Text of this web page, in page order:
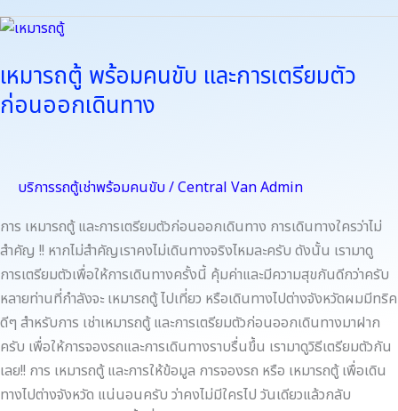
เหมารถตู้ พร้อมคนขับ และการเตรียมตัว
ก่อนออกเดินทาง
บริการรถตู้เช่าพร้อมคนขับ/Central Van Admin
การ เหมารถตู้ และการเตรียมตัวก่อนออกเดินทาง การเดินทางใครว่าไม่
สำคัญ !! หากไม่สำคัญเราคงไม่เดินทางจริงไหมละครับ ดังนั้น เรามาดู
การเตรียมตัวเพื่อให้การเดินทางครั้งนี้ คุ้มค่าและมีความสุขกันดีกว่าครับ
หลายท่านที่กำลังจะ เหมารถตู้ ไปเที่ยว หรือเดินทางไปต่างจังหวัดผมมีทริค
ดีๆ สำหรับการ เช่าเหมารถตู้ และการเตรียมตัวก่อนออกเดินทางมาฝาก
ครับ เพื่อให้การจองรถและการเดินทางราบรื่นขึ้น เรามาดูวิธีเตรียมตัวกัน
เลย!! การ เหมารถตู้ และการให้ข้อมูล การจองรถ หรือ เหมารถตู้ เพื่อเดิน
ทางไปต่างจังหวัด แน่นอนครับ ว่าคงไม่มีใครไป วันเดียวแล้วกลับ
เหมา
ตู้
พร้อม
การเต
รี
ยม
ตัว
ก่อน
ออก
เดิน
ทาง